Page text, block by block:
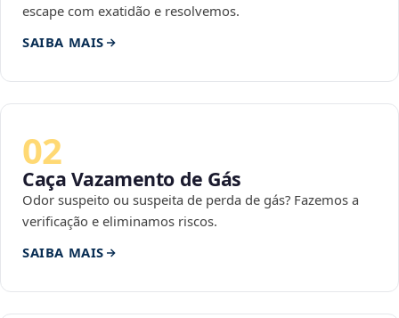
escape com exatidão e resolvemos.
SAIBA MAIS
02
Caça Vazamento de Gás
Odor suspeito ou suspeita de perda de gás? Fazemos a
verificação e eliminamos riscos.
SAIBA MAIS